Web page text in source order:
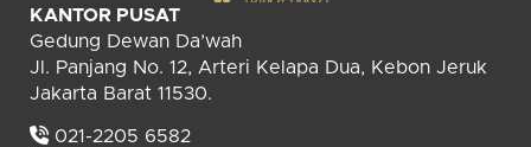
KANTOR PUSAT
Gedung Dewan Da’wah
Jl. Panjang No. 12, Arteri Kelapa Dua, Kebon Jeruk
Jakarta Barat 11530.
021-2205 6582